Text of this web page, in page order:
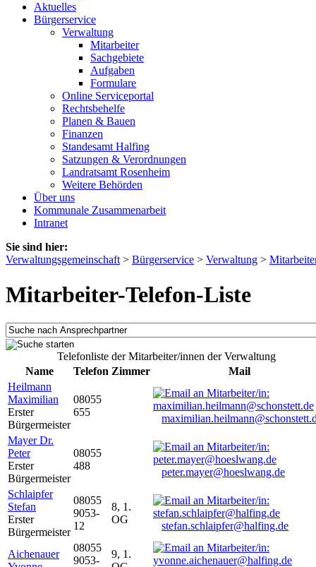
Aktuelles
Bürgerservice
Verwaltung
Mitarbeiter
Sachgebiete
Aufgaben
Formulare
Online Serviceportal
Rechtsbehelfe
Planen & Bauen
Finanzen
Standesamt Halfing
Satzungen & Verordnungen
Landratsamt Rosenheim
Weitere Behörden
Über uns
Kommunale Zusammenarbeit
Intranet
Sie sind hier:
Verwaltungsgemeinschaft > Bürgerservice > Verwaltung >
Mitarbeiter-Telefon-Liste
Telefonliste der Mitarbeiter/innen der Verwaltung
Name
Telefon Zimmer
Mail
Heilmann
Maximilian
Erster
Bürgermeister
08055
655
Mayer Dr.
Peter
Erster
Bürgermeister
08055
488
peter.mayer@hoeslwang.de
Schlaipfer
Stefan
Erster
Bürgermeister
08055
9053-
12
8, 1.
OG
stefan.schlaipfer@halfing.de
Aichenauer
08055
9053-
9, 1.